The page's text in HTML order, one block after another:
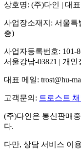
상호명: (주)다인 | 대
사업장소재지: 서울특
층)
사업자등록번호: 101-
서울강남-03821 | 개
대표 메일: trost@hu-
고객문의: 트로스트
(주)다인은 통신판매
다.
다만, 상담 서비스 이